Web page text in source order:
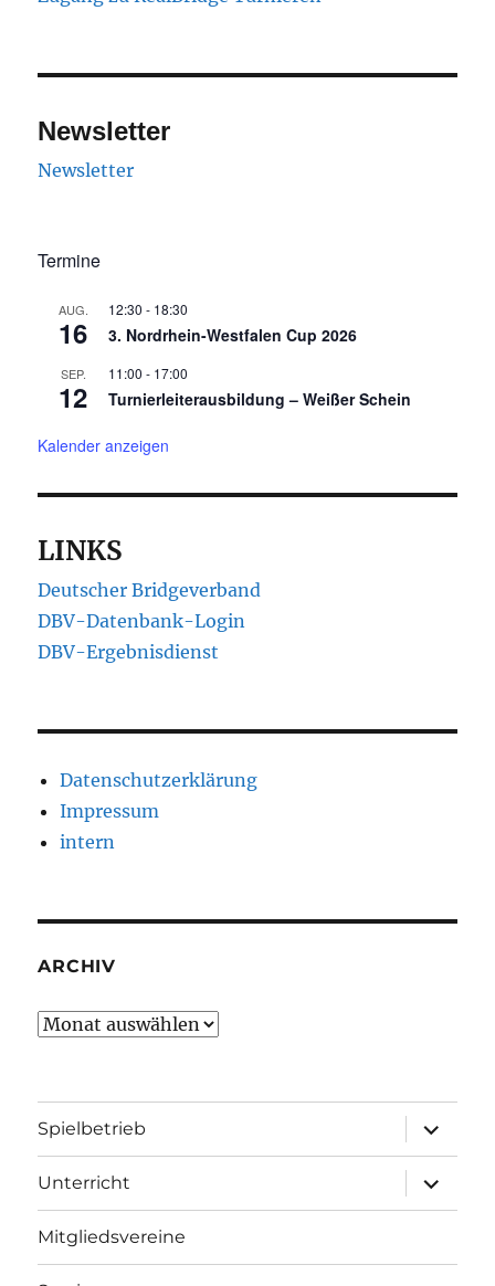
Newsletter
Newsletter
Termine
AUG.
16
12:30 - 18:30
3. Nordrhein-Westfalen Cup 2026
SEP.
12
11:00 - 17:00
Turnierleiterausbildung – Weißer Schein
Kalender anzeigen
LINKS
Deutscher Bridgeverband
DBV-Datenbank-Login
DBV-Ergebnisdienst
Datenschutzerklärung
Impressum
intern
ARCHIV
Archiv
Spielbetrieb
öffnen
Unterricht
öffnen
Mitgliedsvereine